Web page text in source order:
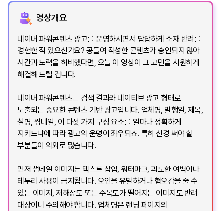
영상개요
네이버 파워콘텐츠 광고를 운영하시면서 답답하게 소재 반려를
경험한 적 있으신가요? 공들여 작성한 콘텐츠가 승인되지 않아
시간과 노력을 허비했다면, 오늘 이 영상이 그 고민을 시원하게
해결해 드릴 겁니다.
네이버 파워콘텐츠는 검색 결과와 네이티브 광고 형태로
노출되는 중요한 콘텐츠 기반 광고입니다. 업체명, 발행일, 제목,
설명, 썸네일, 이 다섯 가지 구성 요소를 얼마나 정확하게
지키느냐에 따라 광고의 운명이 좌우되죠. 특히 신경 써야 할
부분들이 의외로 많습니다.
먼저 썸네일 이미지는 텍스트 삽입, 워터마크, 과도한 여백이나
테두리 사용이 금지됩니다. 오인을 유발하거나 혐오감을 줄 수
있는 이미지, 저해상도 또는 주목도가 떨어지는 이미지도 반려
대상이니 주의해야 합니다. 업체명은 랜딩 페이지의